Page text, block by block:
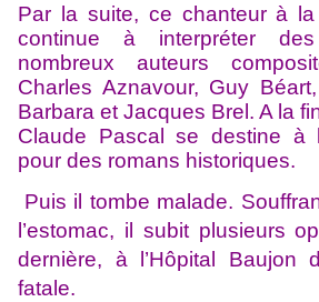
Par la suite, ce chanteur à
continue à interpréter
nombreux auteurs
Charles Aznavour, Guy
Barbara et Jacques Brel. A la
Claude Pascal se destine à
pour des romans historiques.
Puis il tombe malade.
l’estomac, il subit plusieurs
dernière, à l’Hôpital Baujon
fatale.